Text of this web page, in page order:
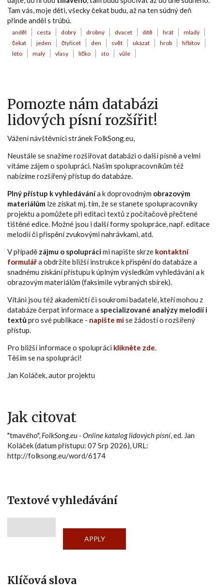
Tam vás, moje děti, všecky čekat budu, až na ten súdný deň
přinde anděl s trúbú.
anděl cesta dobrý drobný dvacet dítě hrát
mladý
čekat
jeden čtyřicet den svět ukázat hrob
hřbitov
léto
malý vlasy líčko sto vůle
Pomozte nám databázi
lidových písní rozšířit!
Vážení návštěvníci stránek FolkSong.eu,
Neustále se snažíme rozšiřovat databázi o další písně a velmi
vítáme zájem o spolupráci. Našim spolupracovníkům též
nabízíme rozšířený přístup do databáze.
Plný přístup k vyhledávánía k doprovodným obrazovým
materiálům lze získat mj. tím, že se stanete spolupracovníky
projektu a pomůžete při editaci textů z počítačově přečtené
tištěné edice. Možné jsou i další formy spolupráce, např. editace
melodií či přispění zvukovými nahrávkami, atd.
V případě zájmu o spoluprácimi napište skrze kontaktní
formulářa obdržíte bližší instrukce k přispění do databáze a
snadnému získání přístupu k úplným výsledkům vyhledávání a k
obrazovým materiálům (faksimile vybraných sbírek).
Vítáni jsou též akademičtí či soukromí badatelé, kteří mohou z
databáze čerpat informace a specializované analýzy melodií i
textůpro své publikace - napište mise žádostí o rozšířený
přístup.
Pro bližší informace o spolupráci klikněte zde.
Těším se na spolupráci!
Jan Koláček, autor projektu
Jak citovat
"tmavého", FolkSong.eu - Online katalog lidových písní, ed. Jan
Koláček (datum přístupu: 07 Srp 2026), URL:
http://folksong.eu/word/6174
Textové vyhledávání
Klíčová slova